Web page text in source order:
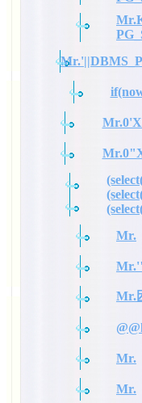
Mr.
Mr.
Mr.
Mr.